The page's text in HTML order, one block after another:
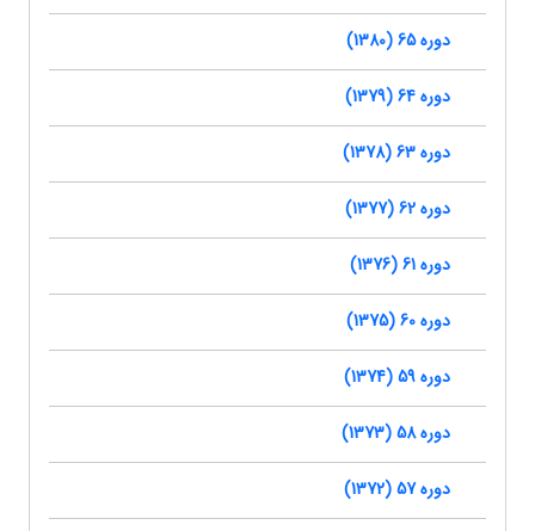
دوره 65 (1380)
دوره 64 (1379)
دوره 63 (1378)
دوره 62 (1377)
دوره 61 (1376)
دوره 60 (1375)
دوره 59 (1374)
دوره 58 (1373)
دوره 57 (1372)